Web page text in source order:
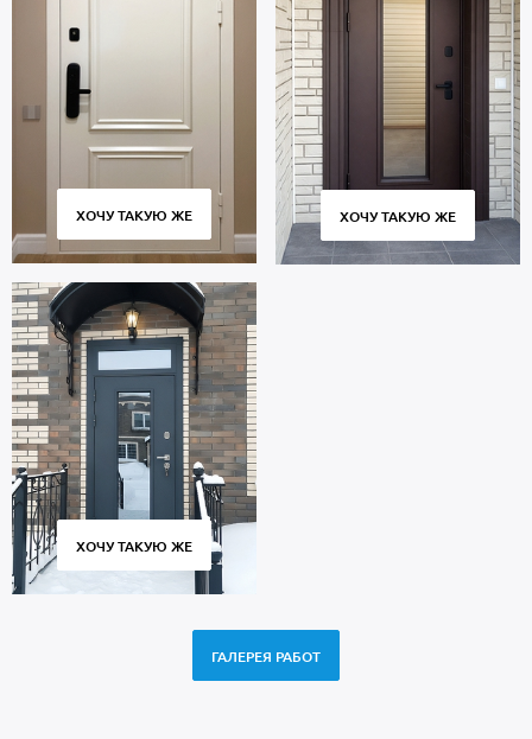
ХОЧУ ТАКУЮ ЖЕ
ХОЧУ ТАКУЮ ЖЕ
ХОЧУ ТАКУЮ ЖЕ
ГАЛЕРЕЯ РАБОТ